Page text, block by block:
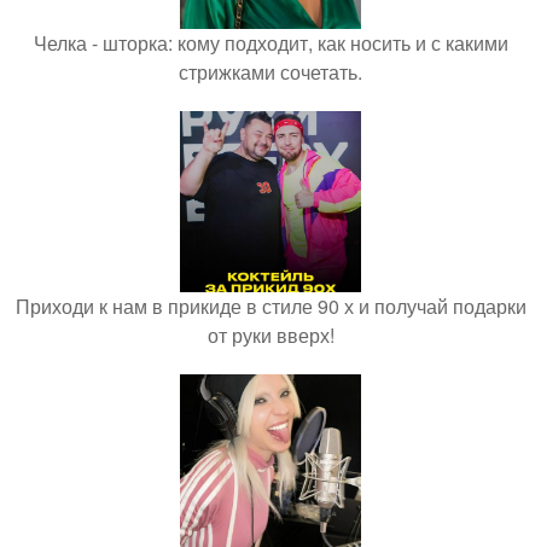
Челка - шторка: кому подходит, как носить и с какими
стрижками сочетать.
Приходи к нам в прикиде в стиле 90 х и получай подарки
от руки вверх!